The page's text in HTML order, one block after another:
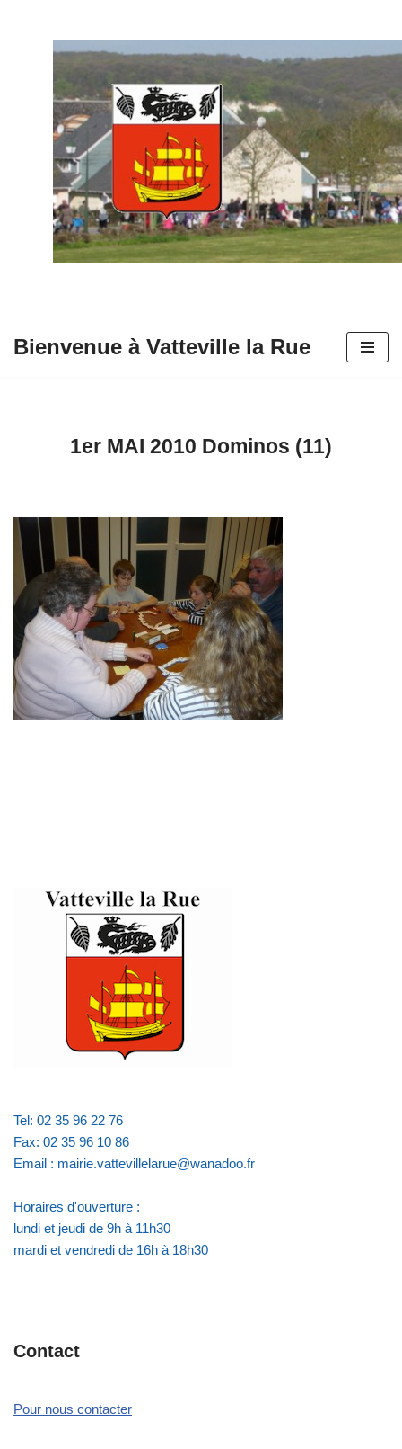
contenu
Bienvenue à Vatteville la Rue
1er MAI 2010 Dominos (11)
Tel: 02 35 96 22 76
Fax: 02 35 96 10 86
Email : mairie.vattevillelarue@wanadoo.fr
Horaires d'ouverture :
lundi et jeudi de 9h à 11h30
mardi et vendredi de 16h à 18h30
Contact
Pour nous contacter